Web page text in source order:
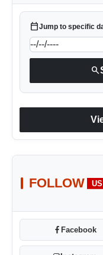
calendar_todayJump to specific
search
FOLLOW US
Facebook